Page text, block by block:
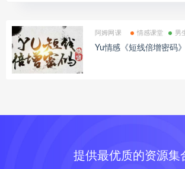
阿姆网课 情感课堂 男
Yu情感《短线倍增密码
提供最优质的资源集